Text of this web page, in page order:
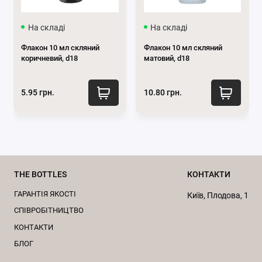
На складі
Флакон 10 мл скляний
коричневий, d18
5.95 грн.
На складі
Флакон 10 мл скляний
матовий, d18
10.80 грн.
THE BOTTLES
ГАРАНТІЯ ЯКОСТІ
CПІВРОБІТНИЦТВО
КОНТАКТИ
БЛОГ
КОНТАКТИ
Київ, Плодова, 1